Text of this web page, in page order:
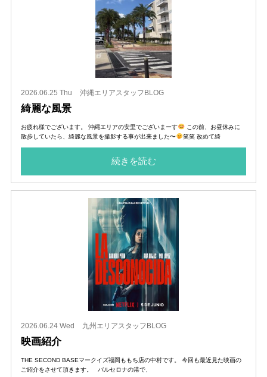
2026.06.25 Thu 沖縄エリアスタッフBLOG
綺麗な風景
お疲れ様でございます。 沖縄エリアの安里でございまーす
この前、お昼休みに
散歩していたら、綺麗な風景を撮影する事が出来ました〜
笑笑 改めて綺
続きを読む
2026.06.24 Wed 九州エリアスタッフBLOG
映画紹介
THE SECOND BASEマークイズ福岡ももち店の中村です。 今回も最近見た映画の
ご紹介をさせて頂きます。 バルセロナの港で、